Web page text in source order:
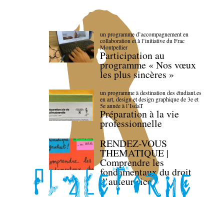
un programme d’accompagnement en
collaboration et à l’initiative du Frac
Montpellier
Participation au
programme « Nos vœux
les plus sincères »
un programme à destination des étudiant.es
en art, design et design graphique de 3e et
5e année à l’IsdaT
Préparation à la vie
professionnelle
RENDEZ-VOUS
THEMATIQUE |
Comprendre les
fondamentaux du droit
d’auteur·rice